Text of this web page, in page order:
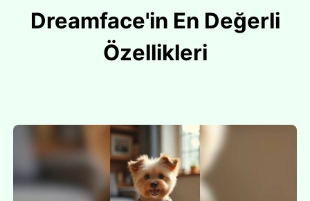
Dreamface'in En Değerli
Özellikleri